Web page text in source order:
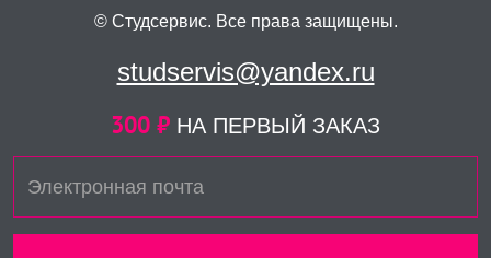
© Студсервис. Все права защищены.
studservis@yandex.ru
300 ₽ НА ПЕРВЫЙ ЗАКАЗ